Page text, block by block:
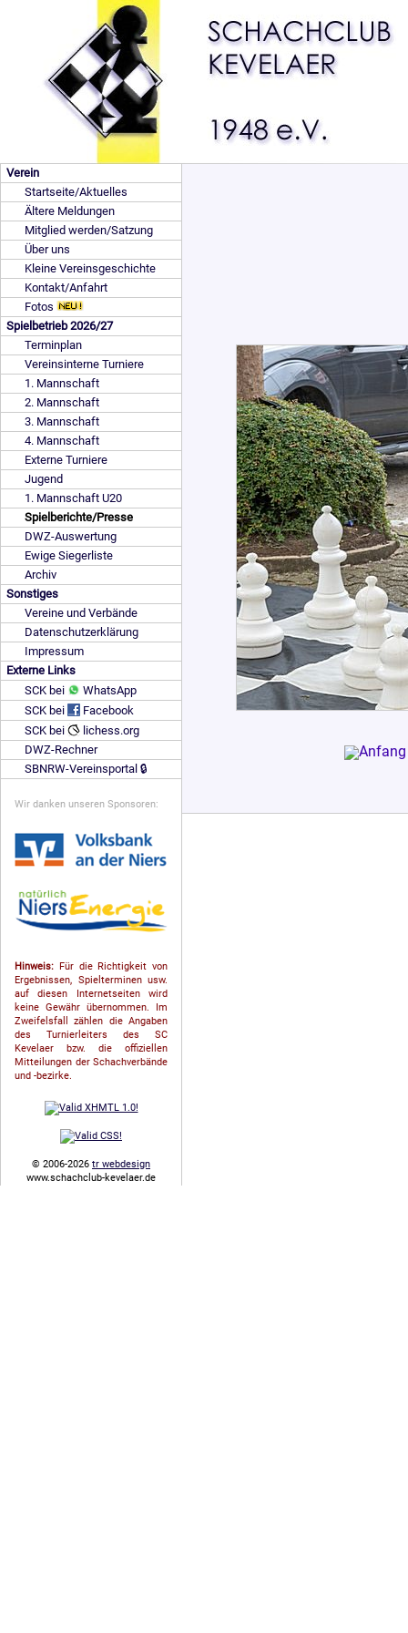
Verein
Startseite/Aktuelles
Ältere Meldungen
Mitglied werden/Satzung
Über uns
Kleine Vereinsgeschichte
Kontakt/Anfahrt
Fotos
Spielbetrieb 2026/27
Terminplan
Vereinsinterne Turniere
1. Mannschaft
2. Mannschaft
3. Mannschaft
4. Mannschaft
Externe Turniere
Jugend
1. Mannschaft U20
Spielberichte/Presse
DWZ-Auswertung
Ewige Siegerliste
Archiv
Sonstiges
Vereine und Verbände
Datenschutzerklärung
Impressum
Externe Links
SCK bei
WhatsApp
SCK bei
Facebook
SCK bei
lichess.org
DWZ-Rechner
SBNRW-Vereinsportal 🔒
Wir danken unseren Sponsoren:
Hinweis: Für die Richtigkeit von
Ergebnissen, Spielterminen usw.
auf diesen Internetseiten wird
keine Gewähr übernommen. Im
Zweifelsfall zählen die Angaben
des Turnierleiters des SC
Kevelaer bzw. die offiziellen
Mitteilungen der Schach­ver­bände
und -bezirke.
© 2006-2026 tr webdesign
www.schachclub-kevelaer.de